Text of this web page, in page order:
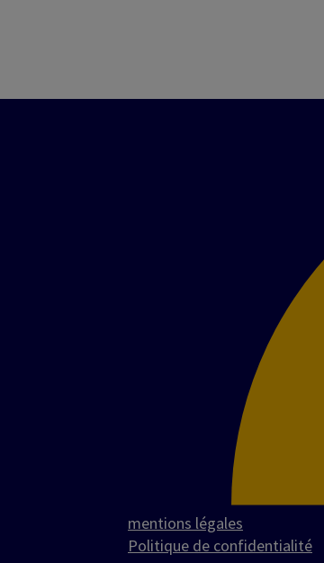
mentions légales
Politique de confidentialité